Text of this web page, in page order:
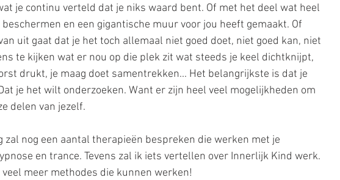
je continu verteld dat je niks waard bent. Of met het deel wat heel
en een gigantische muur voor jou heeft gemaakt. Of
uit gaat dat je het toch allemaal niet goed doet, niet goed kan, niet
te kijken wat er nou op die plek zit wat steeds je keel dichtknijpt,
drukt, je maag doet samentrekken... Het belangrijkste is dat je
je het wilt onderzoeken. Want er zijn heel veel mogelijkheden om
delen van jezelf.
zal nog een aantal therapieën bespreken die werken met je
en trance. Tevens zal ik iets vertellen over Innerlijk Kind werk.
meer methodes die kunnen werken!